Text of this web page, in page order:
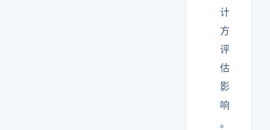
计
方
评
估
影
响
。